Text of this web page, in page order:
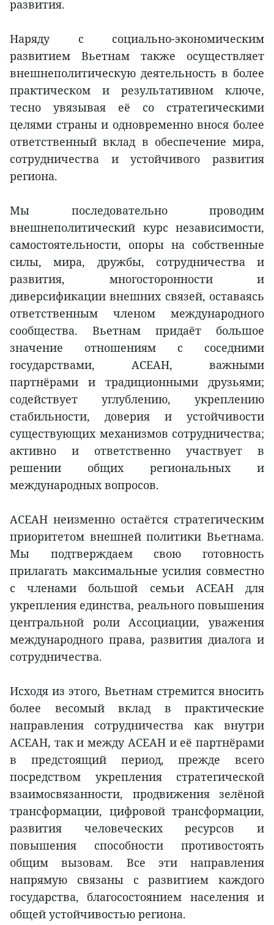
развития.
Наряду с социально-экономическим
развитием Вьетнам также осуществляет
внешнеполитическую деятельность в более
практическом и результативном ключе,
тесно увязывая её со стратегическими
целями страны и одновременно внося более
ответственный вклад в обеспечение мира,
сотрудничества и устойчивого развития
региона.
Мы последовательно проводим
внешнеполитический курс независимости,
самостоятельности, опоры на собственные
силы, мира, дружбы, сотрудничества и
развития, многосторонности и
диверсификации внешних связей, оставаясь
ответственным членом международного
сообщества. Вьетнам придаёт большое
значение отношениям с соседними
государствами, АСЕАН, важными
партнёрами и традиционными друзьями;
содействует углублению, укреплению
стабильности, доверия и устойчивости
существующих механизмов сотрудничества;
активно и ответственно участвует в
решении общих региональных и
международных вопросов.
АСЕАН неизменно остаётся стратегическим
приоритетом внешней политики Вьетнама.
Мы подтверждаем свою готовность
прилагать максимальные усилия совместно
с членами большой семьи АСЕАН для
укрепления единства, реального повышения
центральной роли Ассоциации, уважения
международного права, развития диалога и
сотрудничества.
Исходя из этого, Вьетнам стремится вносить
более весомый вклад в практические
направления сотрудничества как внутри
АСЕАН, так и между АСЕАН и её партнёрами
в предстоящий период, прежде всего
посредством укрепления стратегической
взаимосвязанности, продвижения зелёной
трансформации, цифровой трансформации,
развития человеческих ресурсов и
повышения способности противостоять
общим вызовам. Все эти направления
напрямую связаны с развитием каждого
государства, благосостоянием населения и
общей устойчивостью региона.